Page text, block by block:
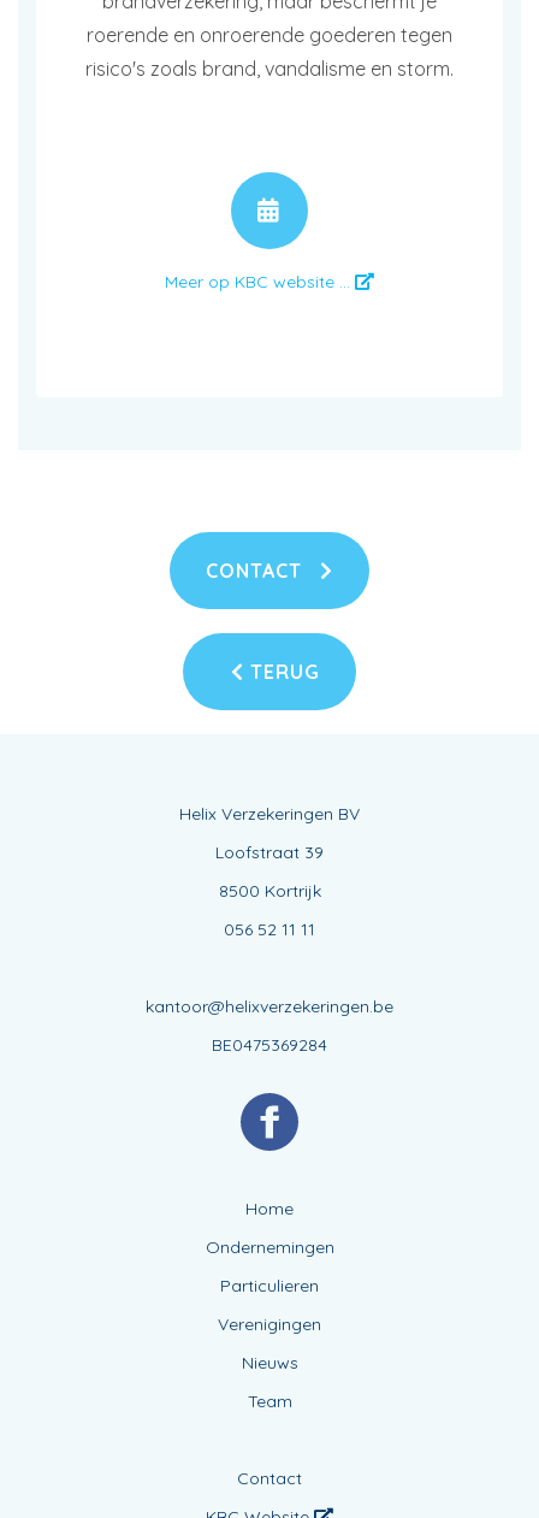
roerende en onroerende goederen tegen
risico's zoals brand, vandalisme en storm.
Meer op KBC website ...
CONTACT
TERUG
Helix Verzekeringen BV
Loofstraat 39
8500 Kortrijk
056 52 11 11
kantoor@helixverzekeringen.be
BE0475369284
Home
Ondernemingen
Particulieren
Verenigingen
Nieuws
Team
Contact